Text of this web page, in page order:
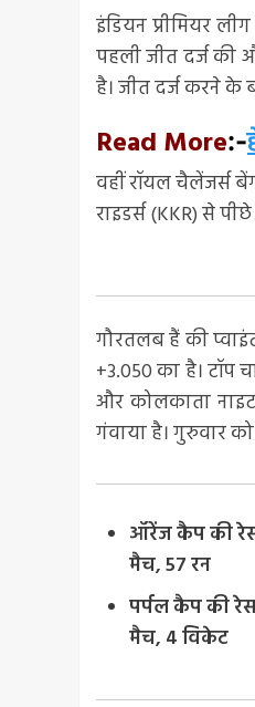
इंडियन प्रीमियर
पहली जीत दर्ज की
है। जीत दर्ज करने
Read More:-
वहीं रॉयल चैलेंजर्स
राइडर्स (KKR) से
गौरतलब हैं की
+3.050 का है। टॉप
और कोलकाता
गंवाया है। गुरुवार
ऑरेंज कैप की
मैच, 57 रन
पर्पल कैप की
मैच, 4 विकेट